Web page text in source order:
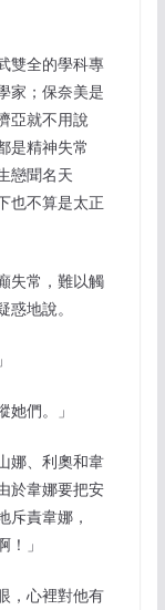
雙全的學科專
家；保奈美是
亞就不用說
是精神失常
戀聞名天
也不算是太正
失常，難以觸
地說。
們。」
娜、利奧和韋
於韋娜要把安
斥責韋娜，
」
，心裡對他有